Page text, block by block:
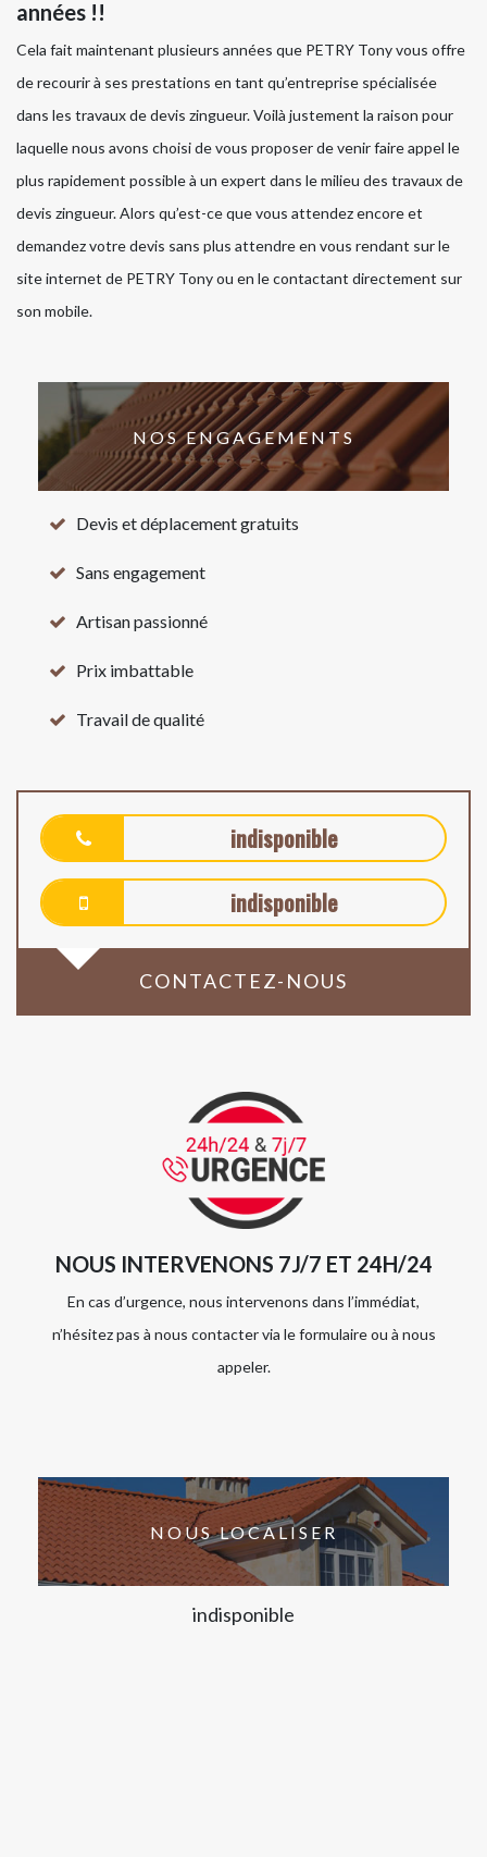
années !!
Cela fait maintenant plusieurs années que PETRY Tony vous offre
de recourir à ses prestations en tant qu’entreprise spécialisée
dans les travaux de devis zingueur. Voilà justement la raison pour
laquelle nous avons choisi de vous proposer de venir faire appel le
plus rapidement possible à un expert dans le milieu des travaux de
devis zingueur. Alors qu’est-ce que vous attendez encore et
demandez votre devis sans plus attendre en vous rendant sur le
site internet de PETRY Tony ou en le contactant directement sur
son mobile.
NOS ENGAGEMENTS
Devis et déplacement gratuits
Sans engagement
Artisan passionné
Prix imbattable
Travail de qualité
indisponible
indisponible
CONTACTEZ-NOUS
NOUS INTERVENONS 7J/7 ET 24H/24
En cas d’urgence, nous intervenons dans l’immédiat,
n’hésitez pas à nous contacter via le formulaire ou à nous
appeler.
NOUS LOCALISER
indisponible